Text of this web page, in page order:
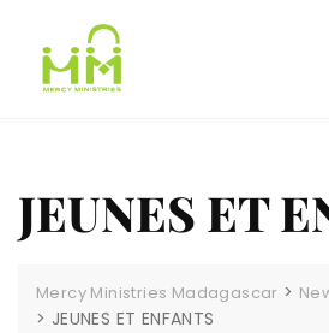
JEUNES ET
Mercy Ministries Madagascar >
> JEUNES ET ENFANTS